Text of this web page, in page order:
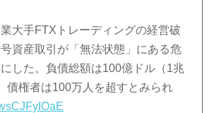
大手FTXトレーディングの経営破
資産取引が「無法状態」にある危
した。負債総額は100億ドル（1兆
債権者は100万人を超すとみられ